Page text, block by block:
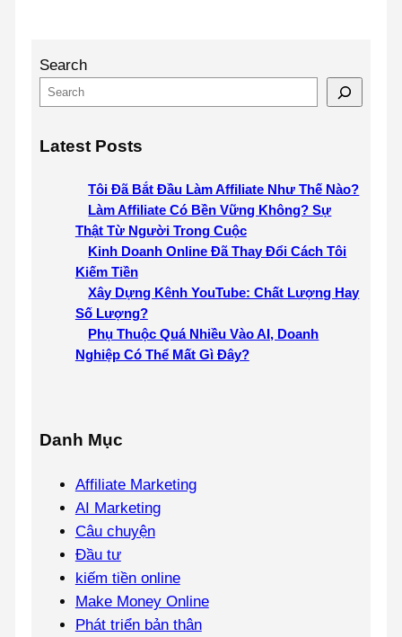
Search
Latest Posts
Tôi Đã Bắt Đầu Làm Affiliate Như Thế Nào?
Làm Affiliate Có Bền Vững Không? Sự
Thật Từ Người Trong Cuộc
Kinh Doanh Online Đã Thay Đổi Cách Tôi
Kiếm Tiền
Xây Dựng Kênh YouTube: Chất Lượng Hay
Số Lượng?
Phụ Thuộc Quá Nhiều Vào AI, Doanh
Nghiệp Có Thể Mất Gì Đây?
Danh Mục
Affiliate Marketing
AI Marketing
Câu chuyện
Đầu tư
kiếm tiền online
Make Money Online
Phát triển bản thân